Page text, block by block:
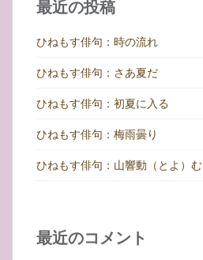
最近の投稿
ひねもす俳句：時の流れ
ひねもす俳句：さあ夏だ
ひねもす俳句：初夏に入る
ひねもす俳句：梅雨曇り
ひねもす俳句：山響動（とよ）む
最近のコメント